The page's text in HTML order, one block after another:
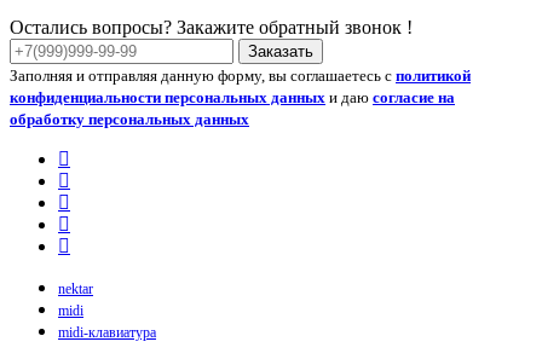
Остались вопросы? Закажите обратный звонок !
Заказать
Заполняя и отправляя данную форму, вы соглашаетесь с политикой
конфиденциальности персональных данных и даю согласие на
обработку персональных данных
nektar
midi
midi-клавиатура